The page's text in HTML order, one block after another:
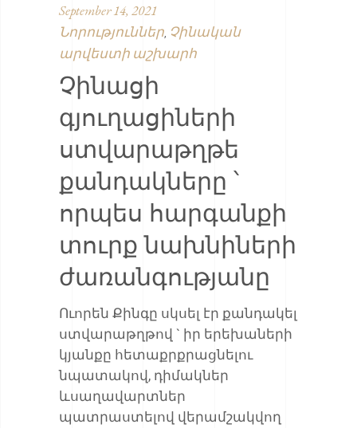
September 14, 2021
Նորություններ Չինական
արվեստի աշխարհ
Չինացի
գյուղացիների
ստվարաթղթե
քանդակները ՝
որպես հարգանքի
տուրք նախնիների
ժառանգությանը
Ուորեն Քինգը սկսել էր քանդակել
ստվարաթղթով ` իր երեխաների
կյանքը հետաքրքրացնելու
նպատակով, դիմակներ
ևսաղավարտներ
պատրաստելով վերամշակվող